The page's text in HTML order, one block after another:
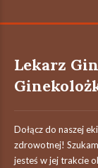
Lekarz
Dołącz do naszej
zdrowotnej!
jesteś w jej trakcie